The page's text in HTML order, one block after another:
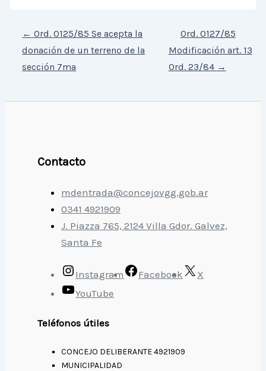
← Ord. 0125/85 Se acepta la
donación de un terreno de la
sección 7ma
Ord. 0127/85
Modificación art. 13
Ord. 23/84 →
Contacto
mdentrada@concejovgg.gob.ar
0341 4921909
J. Piazza 765, 2124 Villa Gdor. Galvez,
Santa Fe
Instagram Facebook
X
YouTube
Teléfonos útiles
CONCEJO DELIBERANTE 4921909
MUNICIPALIDAD